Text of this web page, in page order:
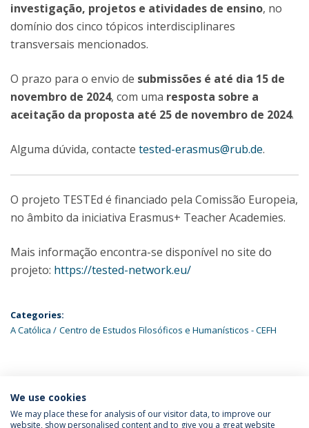
investigação, projetos e atividades de ensino, no
domínio dos cinco tópicos interdisciplinares
transversais mencionados.
O prazo para o envio de submissões é até dia 15 de
novembro de 2024, com uma resposta sobre a
aceitação da proposta até 25 de novembro de 2024.
Alguma dúvida, contacte tested-erasmus@rub.de.
O projeto TESTEd é financiado pela Comissão Europeia,
no âmbito da iniciativa Erasmus+ Teacher Academies.
Mais informação encontra-se disponível no site do
projeto: https://tested-network.eu/
Categories:
A Católica
Centro de Estudos Filosóficos e Humanísticos - CEFH
ÚLTIMAS NOTÍCIAS
We use cookies
We may place these for analysis of our visitor data, to improve our
website, show personalised content and to give you a great website